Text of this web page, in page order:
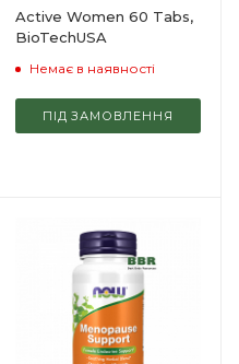
Active Women 60 Tabs,
BioTechUSA
Немає в наявності
ПІД ЗАМОВЛЕННЯ